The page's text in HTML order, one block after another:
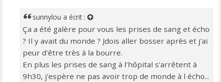
sunnylou a écrit :
Ça a été galère pour vous les prises de sang et écho
? Il y avait du monde ? Jdois aller bosser après et j'ai
peur d'être très à la bourre.
En plus les prises de sang à l'hôpital s'arrêtent à
9h30, j'espère ne pas avoir trop de monde à l écho...